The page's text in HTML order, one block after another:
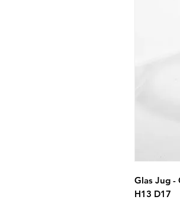
Glas Jug -
H13 D17